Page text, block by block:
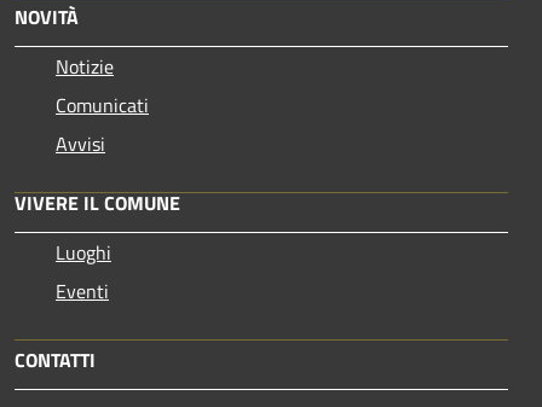
NOVITÀ
Notizie
Comunicati
Avvisi
VIVERE IL COMUNE
Luoghi
Eventi
CONTATTI